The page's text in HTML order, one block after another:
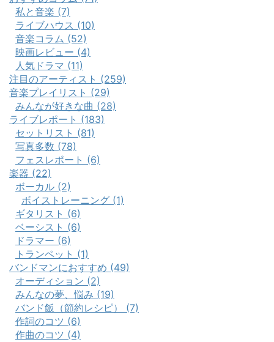
私と音楽 (7)
ライブハウス (10)
音楽コラム (52)
映画レビュー (4)
人気ドラマ (11)
注目のアーティスト (259)
音楽プレイリスト (29)
みんなが好きな曲 (28)
ライブレポート (183)
セットリスト (81)
写真多数 (78)
フェスレポート (6)
楽器 (22)
ボーカル (2)
ボイストレーニング (1)
ギタリスト (6)
ベーシスト (6)
ドラマー (6)
トランペット (1)
バンドマンにおすすめ (49)
オーディション (2)
みんなの夢、悩み (19)
バンド飯（節約レシピ） (7)
作詞のコツ (6)
作曲のコツ (4)